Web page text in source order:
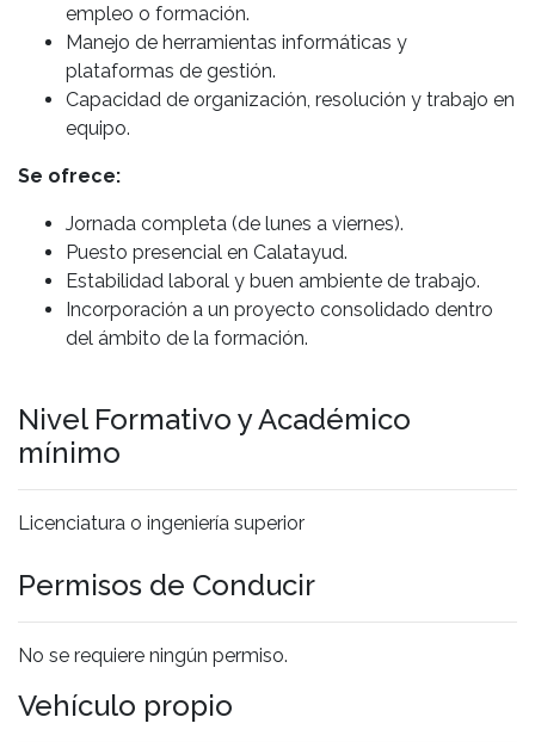
empleo o formación.
Manejo de herramientas informáticas y
plataformas de gestión.
Capacidad de organización, resolución y trabajo en
equipo.
Se ofrece:
Jornada completa (de lunes a viernes).
Puesto presencial en Calatayud.
Estabilidad laboral y buen ambiente de trabajo.
Incorporación a un proyecto consolidado dentro
del ámbito de la formación.
Nivel Formativo y Académico
mínimo
Licenciatura o ingeniería superior
Permisos de Conducir
No se requiere ningún permiso.
Vehículo propio